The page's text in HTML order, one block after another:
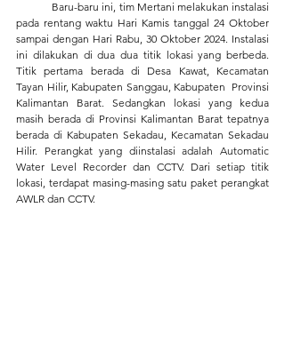
pada rentang waktu Hari Kamis tanggal 24 Oktober
sampai dengan Hari Rabu, 30 Oktober 2024. Instalasi
ini dilakukan di dua dua titik lokasi yang berbeda.
Titik pertama berada di Desa Kawat, Kecamatan
Tayan Hilir, Kabupaten Sanggau, Kabupaten  Provinsi
Kalimantan Barat. Sedangkan lokasi yang kedua
masih berada di Provinsi Kalimantan Barat tepatnya
berada di Kabupaten Sekadau, Kecamatan Sekadau
Hilir. Perangkat yang diinstalasi adalah Automatic
Water Level Recorder dan CCTV. Dari setiap titik
lokasi, terdapat masing-masing satu paket perangkat
AWLR dan CCTV.